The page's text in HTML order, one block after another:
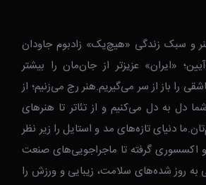
و سبک زندگی‌ «هیچ‌یک» زادبوم جاودان
«ایران» عزیزتر از جان‌مان را بیشتر
را باز از سر می‌گیریم.هنر رج می‌زنیم؛ از
دل به دل می‌کنیم و از تئاتر تا هنرهای
دنیای تازه‌های مد و استایل را زیر نظر
و اکسسوری گرفته تا ماجراجویی‌های صنعت
روز شده‌های سلامت، زیبایی و ورزش را